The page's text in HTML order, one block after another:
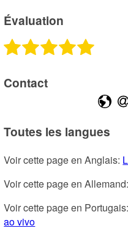
Évaluation
Contact
Toutes les langues
Voir cette page en Anglais:
Voir cette page en Allemand:
Voir cette page en Portugais:
ao vivo